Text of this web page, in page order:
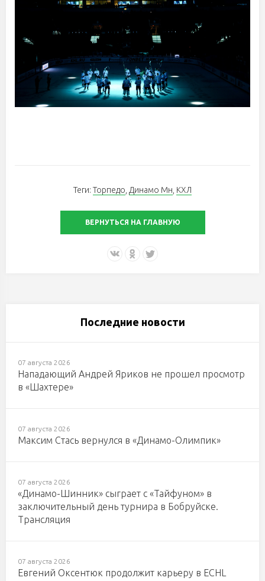
Теги: Торпедо, Динамо Мн, КХЛ
ВЕРНУТЬСЯ НА ГЛАВНУЮ
Последние новости
07 августа 2026
Нападающий Андрей Яриков не прошел просмотр
в «Шахтере»
07 августа 2026
Максим Стась вернулся в «Динамо-Олимпик»
07 августа 2026
«Динамо-Шинник» сыграет с «Тайфуном» в
заключительный день турнира в Бобруйске.
Трансляция
07 августа 2026
Евгений Оксентюк продолжит карьеру в ECHL